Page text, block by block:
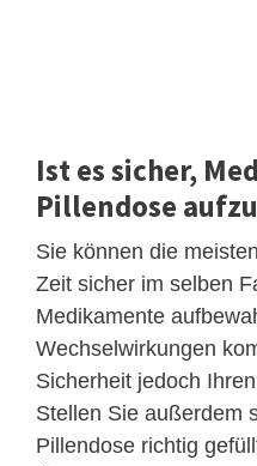
Ist es sicher,
Pillendose
Sie können die
Zeit sicher im selben
Medikamente
Wechselwirkungen
Sicherheit jedoch
Stellen Sie außerdem
Pillendose richtig